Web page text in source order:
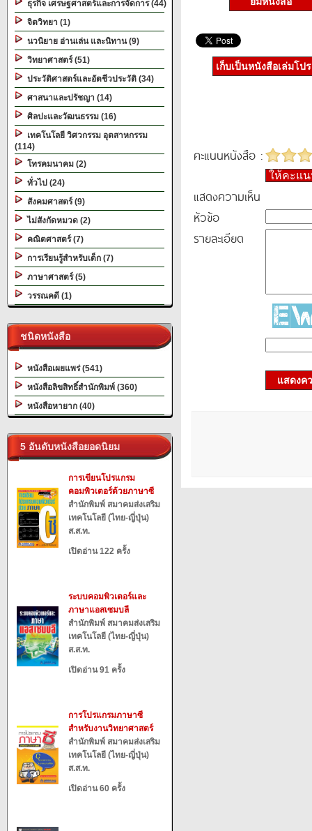
ธุรกิจ เศรษฐศาสตร์และการจัดการ (44)
จิตวิทยา (1)
นวนิยาย อ่านเล่น และนิทาน (9)
วิทยาศาสตร์ (51)
ประวัติศาสตร์และอัตชีวประวัติ (34)
ศาสนาและปรัชญา (14)
ศิลปะและวัฒนธรรม (16)
เทคโนโลยี วิศวกรรม อุตสาหกรรม
(114)
โทรคมนาคม (2)
ทั่วไป (24)
สังคมศาสตร์ (9)
ไม่สังกัดหมวด (2)
คณิตศาสตร์ (7)
การเรียนรู้สำหรับเด็ก (7)
ภาษาศาสตร์ (5)
วรรณคดี (1)
ชนิดหนังสือ
หนังสือเผยแพร่ (541)
หนังสือลิขสิทธิ์สำนักพิมพ์ (360)
หนังสือหายาก (40)
5 อันดับหนังสือยอดนิยม
การเขียนโปรแกรม
คอมพิวเตอร์ด้วยภาษาซี
สำนักพิมพ์ สมาคมส่งเสริม
เทคโนโลยี (ไทย-ญี่ปุ่น)
ส.ส.ท.
เปิดอ่าน 122 ครั้ง
ระบบคอมพิวเตอร์และ
ภาษาแอสเซมบลี
สำนักพิมพ์ สมาคมส่งเสริม
เทคโนโลยี (ไทย-ญี่ปุ่น)
ส.ส.ท.
เปิดอ่าน 91 ครั้ง
การโปรแกรมภาษาซี
สำหรับงานวิทยาศาสตร์
สำนักพิมพ์ สมาคมส่งเสริม
เทคโนโลยี (ไทย-ญี่ปุ่น)
ส.ส.ท.
เปิดอ่าน 60 ครั้ง
เก็บเป็นหนังสือเล่มโป
คะแนนหนังสือ :
ให้คะแ
แสดงความเห็น
หัวข้อ
รายละเอียด
แสดงค